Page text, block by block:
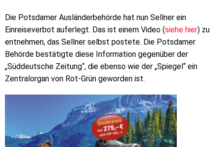
Die Potsdamer Ausländerbehörde hat nun Sellner ein
Einreiseverbot auferlegt. Das ist einem Video (siehe hier) zu
entnehmen, das Sellner selbst postete. Die Potsdamer
Behörde bestätigte diese Information gegenüber der
„Süddeutsche Zeitung“, die ebenso wie der „Spiegel“ ein
Zentralorgan von Rot-Grün geworden ist.